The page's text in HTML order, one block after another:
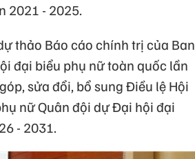
2021 - 2025.
thảo Báo cáo chính trị của Ban
đại biểu phụ nữ toàn quốc lần
sửa đổi, bổ sung Điều lệ Hội
nữ Quân đội dự Đại hội đại
- 2031.